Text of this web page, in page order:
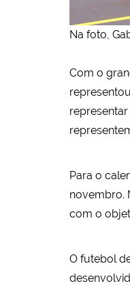
Na foto,
Com o
Para o
novembro.
com o
O futebol